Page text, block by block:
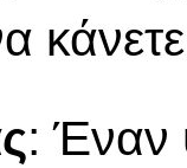
: Έναν